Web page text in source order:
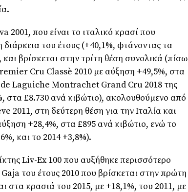
που είναι το ιταλικό κρασί που
του έτους (+40,1%, φτάνοντας τα
βρίσκεται στην τρίτη θέση συνολικά (πίσω
Cru Classè 2010 με αύξηση +49,5%, στα
Laguiche Montrachet Grand Cru 2018 της
£8.730 ανά κιβώτιο), ακολουθούμενο από
2011, στη δεύτερη θέση για την Ιταλία και
+28,4%, στα £895 ανά κιβώτιο, ενώ το
και το 2014 +3,8%).
Liv-Ex 100 που αυξήθηκε περισσότερο
του έτους 2010 που βρίσκεται στην πρώτη
στα κρασιά του 2015, με +18,1%, του 2011, με